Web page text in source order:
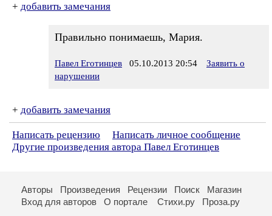
+ добавить замечания
Правильно понимаешь, Мария.
Павел Еготинцев 05.10.2013 20:54
Заявить о
нарушении
+ добавить замечания
Написать рецензию
Написать личное сообщение
Другие произведения автора Павел Еготинцев
Авторы Произведения Рецензии Поиск
Магазин
Вход для авторов
О портале Стихи.ру Проза.ру